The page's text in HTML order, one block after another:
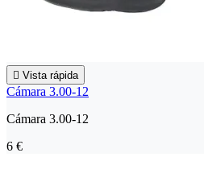
 Vista rápida
Cámara 3.00-12
Cámara 3.00-12
6 €